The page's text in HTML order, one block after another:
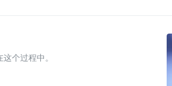
个过程中。